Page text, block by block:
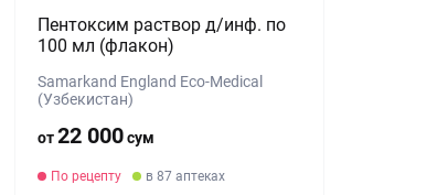
Пентоксим раствор д/инф. по
100 мл (флакон)
Samarkand England Eco-Medical
(Узбекистан)
от22 000сум
По рецепту в 87 аптеках